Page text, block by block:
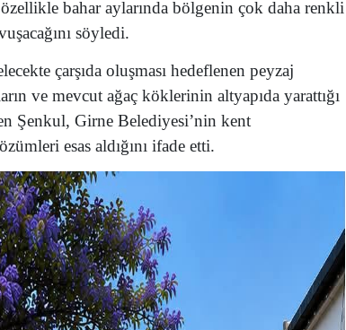
bahar aylarında bölgenin çok daha renkli
söyledi.
çarşıda oluşması hedeflenen peyzaj
ve mevcut ağaç köklerinin altyapıda yarattığı
Şenkul, Girne Belediyesi’nin kent
esas aldığını ifade etti.